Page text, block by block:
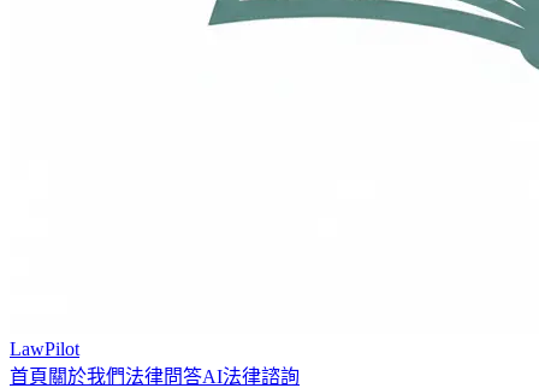
LawPilot
首頁 關於我們法律問答AI法律諮詢